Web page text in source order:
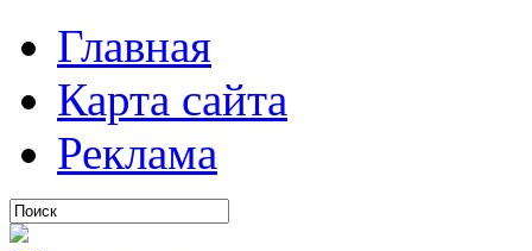
Главная
Карта сайта
Реклама